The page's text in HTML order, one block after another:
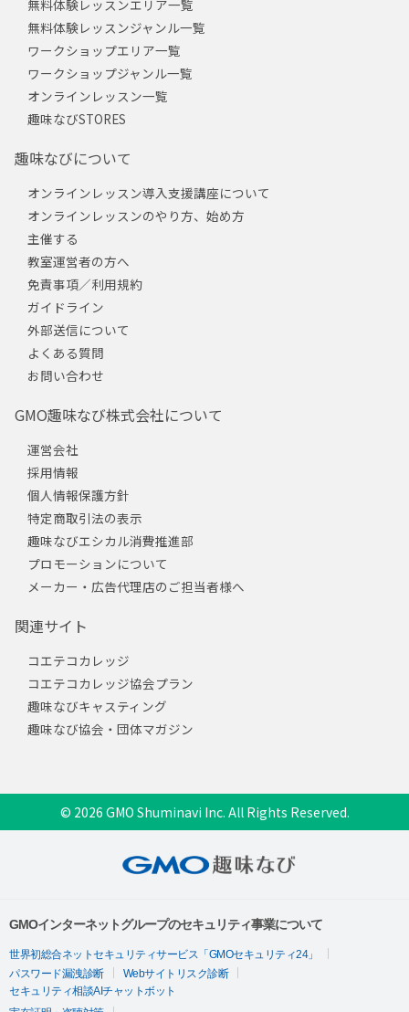
無料体験レッスンエリア一覧
無料体験レッスンジャンル一覧
ワークショップエリア一覧
ワークショップジャンル一覧
オンラインレッスン一覧
趣味なびSTORES
趣味なびについて
オンラインレッスン導入支援講座について
オンラインレッスンのやり方、始め方
主催する
教室運営者の方へ
免責事項／利用規約
ガイドライン
外部送信について
よくある質問
お問い合わせ
GMO趣味なび株式会社について
運営会社
採用情報
個人情報保護方針
特定商取引法の表示
趣味なびエシカル消費推進部
プロモーションについて
メーカー・広告代理店のご担当者様へ
関連サイト
コエテコカレッジ
コエテコカレッジ協会プラン
趣味なびキャスティング
趣味なび協会・団体マガジン
© 2026 GMO Shuminavi Inc. All Rights Reserved.